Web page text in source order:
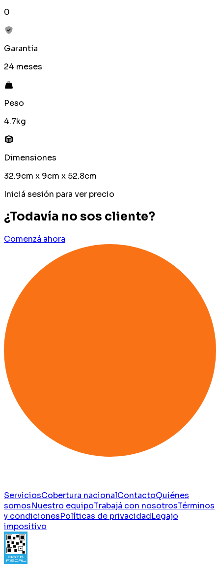
0
Garantía
24 meses
Peso
4.7kg
Dimensiones
32.9cm x 9cm x 52.8cm
Iniciá sesión para ver precio
¿Todavía no sos cliente?
Comenzá ahora
ServiciosCobertura nacionalContactoQuiénes
somosNuestro equipoTrabajá con nosotrosTérminos
y condicionesPolíticas de privacidadLegajo
impositivo